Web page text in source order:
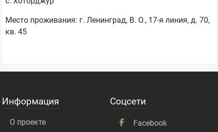
Место проживания: г. Ленинград, В. О., 17-я линия, д. 70,
кв. 45
Информация
О проекте
Соцсети
Facebook